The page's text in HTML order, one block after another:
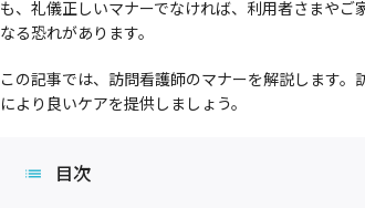
も、礼儀正しいマナーでなければ、利用者さまや
なる恐れがあります。
この記事では、訪問看護師のマナーを解説します
により良いケアを提供しましょう。
目次